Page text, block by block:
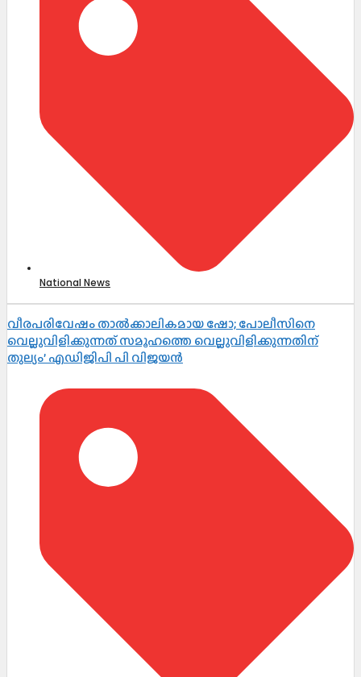
National News
വീരപരിവേഷം താൽക്കാലികമായ ഷോ; പോലീസിനെ
വെല്ലുവിളിക്കുന്നത് സമൂഹത്തെ വെല്ലുവിളിക്കുന്നതിന്
തുല്യം’ എഡിജിപി പി വിജയൻ